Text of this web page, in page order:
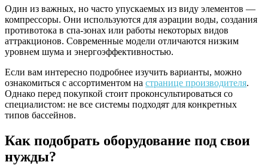
Один из важных, но часто упускаемых из виду элементов —
компрессоры. Они используются для аэрации воды, создания
противотока в спа-зонах или работы некоторых видов
аттракционов. Современные модели отличаются низким
уровнем шума и энергоэффективностью.
Если вам интересно подробнее изучить варианты, можно
ознакомиться с ассортиментом на странице производителя.
Однако перед покупкой стоит проконсультироваться со
специалистом: не все системы подходят для конкретных
типов бассейнов.
Как подобрать оборудование под свои
нужды?